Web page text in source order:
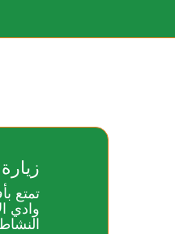
تمتع
وادي